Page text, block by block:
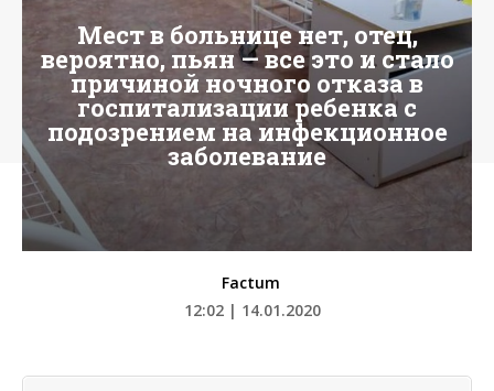
Мест в больнице нет, отец,
вероятно, пьян — все это и стало
причиной ночного отказа в
госпитализации ребенка с
подозрением на инфекционное
заболевание
Factum
12:02 | 14.01.2020